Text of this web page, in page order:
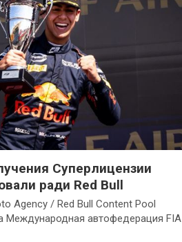
Суперлицензии
ради Red Bull
Agency / Red Bull Content Pool
Международная автофедерация FIA